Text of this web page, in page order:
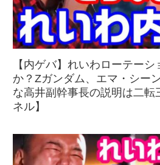
【内ゲバ】れいわローテー
か？Zガンダム、エマ・シー
な高井副幹事長の説明は二転
ネル】